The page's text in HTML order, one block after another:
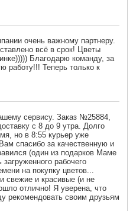
очень важному партнеру.
всё в срок! Цветы
Благодарю команду, за
работу!!! Теперь только к
сервису. Заказ №25884,
с 8 до 9 утра. Долго
но в 8:55 курьер уже
спасибо за качественную и
(один из подарков Маме
рабочего
на покупку цветов...
свежие и красивые (и не
отлично! Я уверена, что
рекомендовать своим друзьям